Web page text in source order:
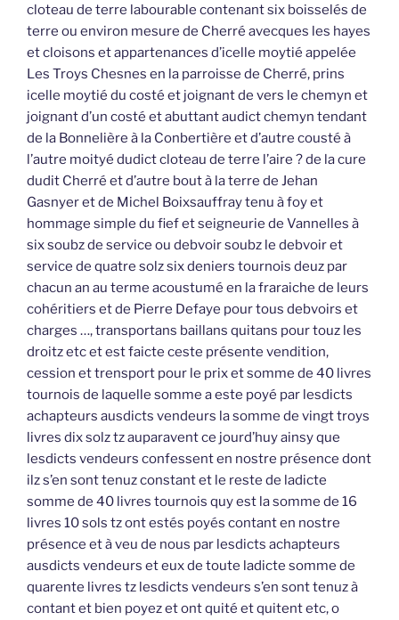
cloteau de terre labourable contenant six boisselés de
terre ou environ mesure de Cherré avecques les hayes
et cloisons et appartenances d’icelle moytié appelée
Les Troys Chesnes en la parroisse de Cherré, prins
icelle moytié du costé et joignant de vers le chemyn et
joignant d’un costé et abuttant audict chemyn tendant
de la Bonnelière à la Conbertière et d’autre cousté à
l’autre moityé dudict cloteau de terre l’aire ? de la cure
dudit Cherré et d’autre bout à la terre de Jehan
Gasnyer et de Michel Boixsauffray tenu à foy et
hommage simple du fief et seigneurie de Vannelles à
six soubz de service ou debvoir soubz le debvoir et
service de quatre solz six deniers tournois deuz par
chacun an au terme acoustumé en la fraraiche de leurs
cohéritiers et de Pierre Defaye pour tous debvoirs et
charges …, transportans baillans quitans pour touz les
droitz etc et est faicte ceste présente vendition,
cession et trensport pour le prix et somme de 40 livres
tournois de laquelle somme a este poyé par lesdicts
achapteurs ausdicts vendeurs la somme de vingt troys
livres dix solz tz auparavent ce jourd’huy ainsy que
lesdicts vendeurs confessent en nostre présence dont
ilz s’en sont tenuz constant et le reste de ladicte
somme de 40 livres tournois quy est la somme de 16
livres 10 sols tz ont estés poyés contant en nostre
présence et à veu de nous par lesdicts achapteurs
ausdicts vendeurs et eux de toute ladicte somme de
quarente livres tz lesdicts vendeurs s’en sont tenuz à
contant et bien poyez et ont quité et quitent etc, o